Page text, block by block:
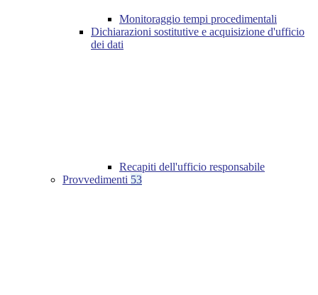
Monitoraggio tempi procedimentali
Dichiarazioni sostitutive e acquisizione d'ufficio
dei dati
Recapiti dell'ufficio responsabile
Provvedimenti 53